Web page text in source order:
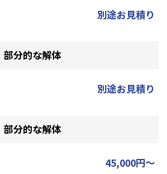
別途お見積り
部分的な解体
別途お見積り
部分的な解体
45,000円～